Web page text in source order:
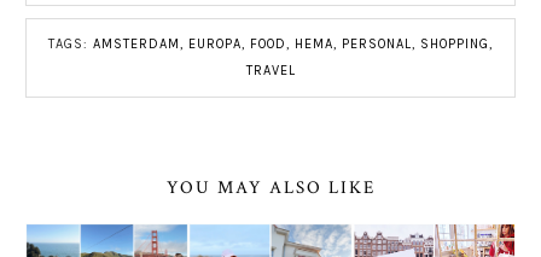
TAGS: AMSTERDAM EUROPA FOOD HEMA PERSONAL SHOPPING
TRAVEL
YOU MAY ALSO LIKE